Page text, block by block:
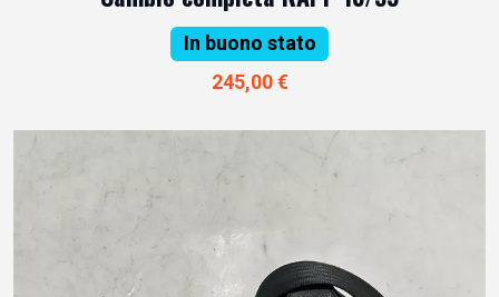
In buono stato
245,00 €